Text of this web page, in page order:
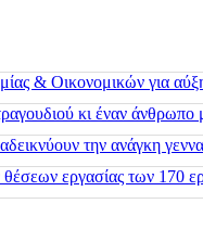
& Οικονομικών για
κι έναν άνθρωπο
την ανάγκη
εργασίας των 170